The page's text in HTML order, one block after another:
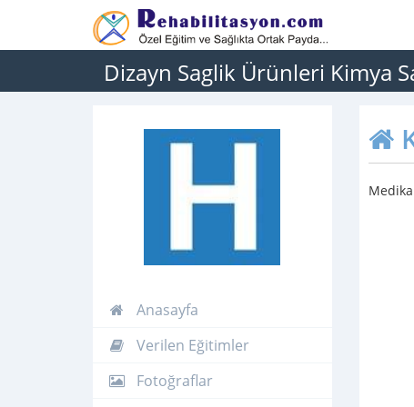
Dizayn Saglik Ürünleri Kimya
Anasayfa
Verilen Eğitimler
Fotoğraflar